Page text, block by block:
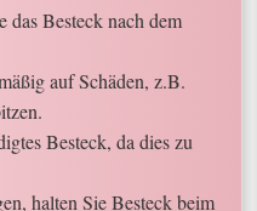
das Besteck nach dem
auf Schäden, z.B.
Besteck, da dies zu
halten Sie Besteck beim